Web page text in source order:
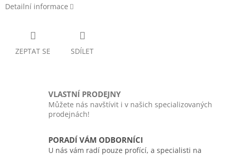
Detailní informace
ZEPTAT SE SDÍLET
VLASTNÍ PRODEJNY
Můžete nás navštívit i v našich specializovaných
prodejnách!
PORADÍ VÁM ODBORNÍCI
U nás vám radí pouze profící, a specialisti na